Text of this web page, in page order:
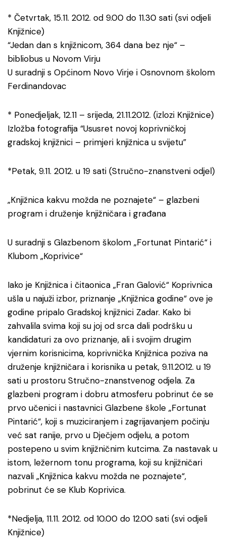
* Četvrtak, 15.11. 2012. od 9.00 do 11.30 sati (svi odjeli
Knjižnice)
“Jedan dan s knjižnicom, 364 dana bez nje“ –
bibliobus u Novom Virju
U suradnji s Općinom Novo Virje i Osnovnom školom
Ferdinandovac
* Ponedjeljak, 12.11 – srijeda, 21.11.2012. (izlozi Knjižnice)
Izložba fotografija “Ususret novoj koprivničkoj
gradskoj knjižnici – primjeri knjižnica u svijetu”
*Petak, 9.11. 2012. u 19 sati (Stručno-znanstveni odjel)
„Knjižnica kakvu možda ne poznajete“ – glazbeni
program i druženje knjižničara i građana
U suradnji s Glazbenom školom „Fortunat Pintarić“ i
Klubom „Koprivice“
Iako je Knjižnica i čitaonica „Fran Galović“ Koprivnica
ušla u najuži izbor, priznanje „Knjižnica godine“ ove je
godine pripalo Gradskoj knjižnici Zadar. Kako bi
zahvalila svima koji su joj od srca dali podršku u
kandidaturi za ovo priznanje, ali i svojim drugim
vjernim korisnicima, koprivnička Knjižnica poziva na
druženje knjižničara i korisnika u petak, 9.11.2012. u 19
sati u prostoru Stručno-znanstvenog odjela. Za
glazbeni program i dobru atmosferu pobrinut će se
prvo učenici i nastavnici Glazbene škole „Fortunat
Pintarić“, koji s muziciranjem i zagrijavanjem počinju
već sat ranije, prvo u Dječjem odjelu, a potom
postepeno u svim knjižničnim kutcima. Za nastavak u
istom, ležernom tonu programa, koji su knjižničari
nazvali „Knjižnica kakvu možda ne poznajete“,
pobrinut će se Klub Koprivica.
*Nedjelja, 11.11. 2012. od 10.00 do 12.00 sati (svi odjeli
Knjižnice)